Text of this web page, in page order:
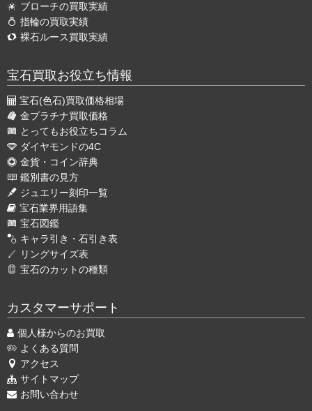
ブローチの買取実績
指輪の買取実績
裸石ルース買取実績
宝石買取お役立ち情報
宝石(色石)買取価格相場
金プラチナ買取価格
とってもお役立ちコラム
ダイヤモンドの4C
金貨・コイン辞典
鑑別書の見方
ジュエリー刻印一覧
宝石業界用語集
宝石図鑑
キャラ引き・石引き表
リングサイズ表
宝石のカットの種類
カスタマーサポート
個人様からのお買取
よくある質問
アクセス
サイトマップ
お問い合わせ